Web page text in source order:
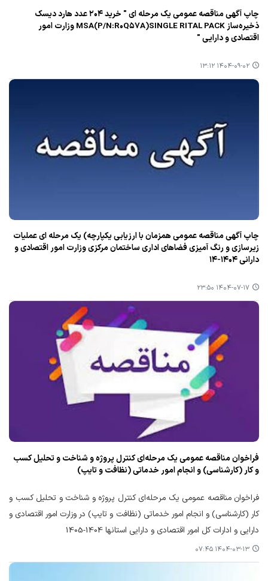
چاپ آگهی مناقصه عمومی یک مرحله ای " خرید ۲۰۴ عدد هارد دیسک
ذخیره‌ساز MSA(P/N:R۰Q۵۷A)SINGLE RITAL PACK وزارت امور
اقتصادی و دارایی "
۱۴۰۴-۰۹-۰۲ ۱۳:۱۲
چاپ آگهی مناقصه عمومی همزمان با ارزیابی یکپارچه) یک مرحله ای عملیات
زیرسازی و رنگ آمیزی فضاهای اداری ساختمان مرکزی وزارت امور اقتصادی و
دارانی ١٤٠٤-١٤
۱۴۰۴-۰۷-۱۷ ۲۳:۵۰
فراخوان مناقصه عمومی یک مرحله‌ای کنترل پروژه و شناخت و تحلیل کسب
و کار (کارشناسی) و انجام امور خدماتی (نظافت و تایپ)
فراخوان مناقصه عمومی یک مرحله‌ای کنترل پروژه و شناخت و تحلیل کسب و
کار (کارشناسی) و انجام امور خدماتی (نظافت و تایپ) در وزارت امور اقتصادی و
دارایی و ادارات کل امور اقتصادی و دارایی استانها 1404-1405
۱۴۰۴-۰۳-۱۳ ۰۷:۴۵